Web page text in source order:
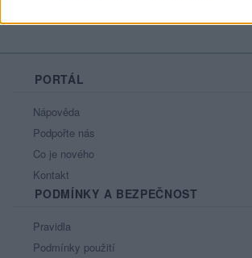
PORTÁL
Nápověda
Podpořte nás
Co je nového
Kontakt
PODMÍNKY A BEZPEČNOST
Pravidla
Podmínky použití